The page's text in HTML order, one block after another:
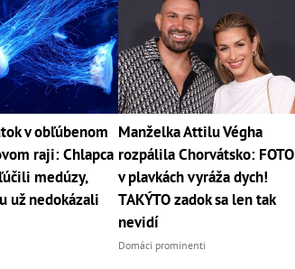
v obľúbenom
raji: Chlapca
medúzy,
už nedokázali
Manželka Attilu Végha
rozpálila Chorvátsko: FOTO
v plavkách vyráža dych!
TAKÝTO zadok sa len tak
nevidí
Domáci prominenti